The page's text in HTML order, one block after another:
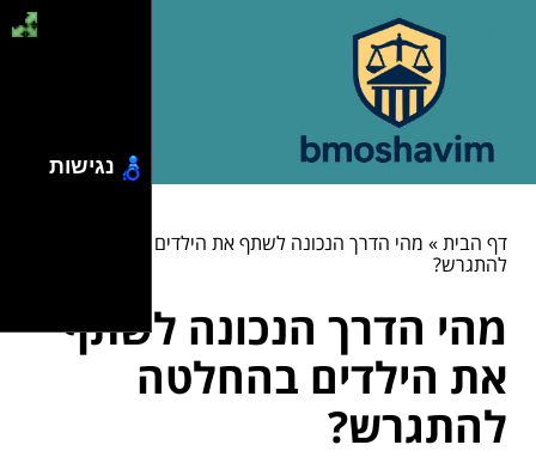
דף הבית» מהי הדרך הנכונה לשתף את הילדים בהחלטה
להתגרש?
מהי הדרך הנכונה לשתף
את הילדים בהחלטה
להתגרש?
נגישות